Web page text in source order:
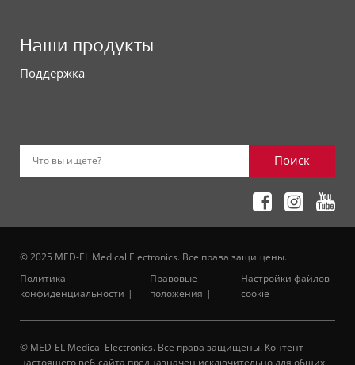
Наши продукты
Поддержка
Что вы ищете? Поиск
© 2025 MED-EL Medical Electronics. Все права защищены.
Политика
конфиденциальности
Правовые
положения
Настройки файлов
cookie
© MED-EL Medical Electronics. Все права защищены. Контент
настоящего веб-сайта предназначен исключительно для общих